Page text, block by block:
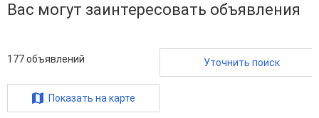
Вас могут заинтересовать объявления
177объявлений Уточнить поиск
Показать на карте